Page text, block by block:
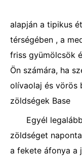
alapján a tipikus
térségében , a
friss gyümölcsök
Ön számára, ha
olívaolaj és vörös
zöldségek Base
Egyél
zöldséget
a fekete áfonya a